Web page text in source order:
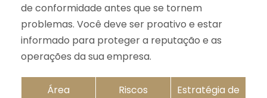
de conformidade antes que se tornem
problemas. Você deve ser proativo e estar
informado para proteger a reputação e as
operações da sua empresa.
Área
Riscos
Estratégia de